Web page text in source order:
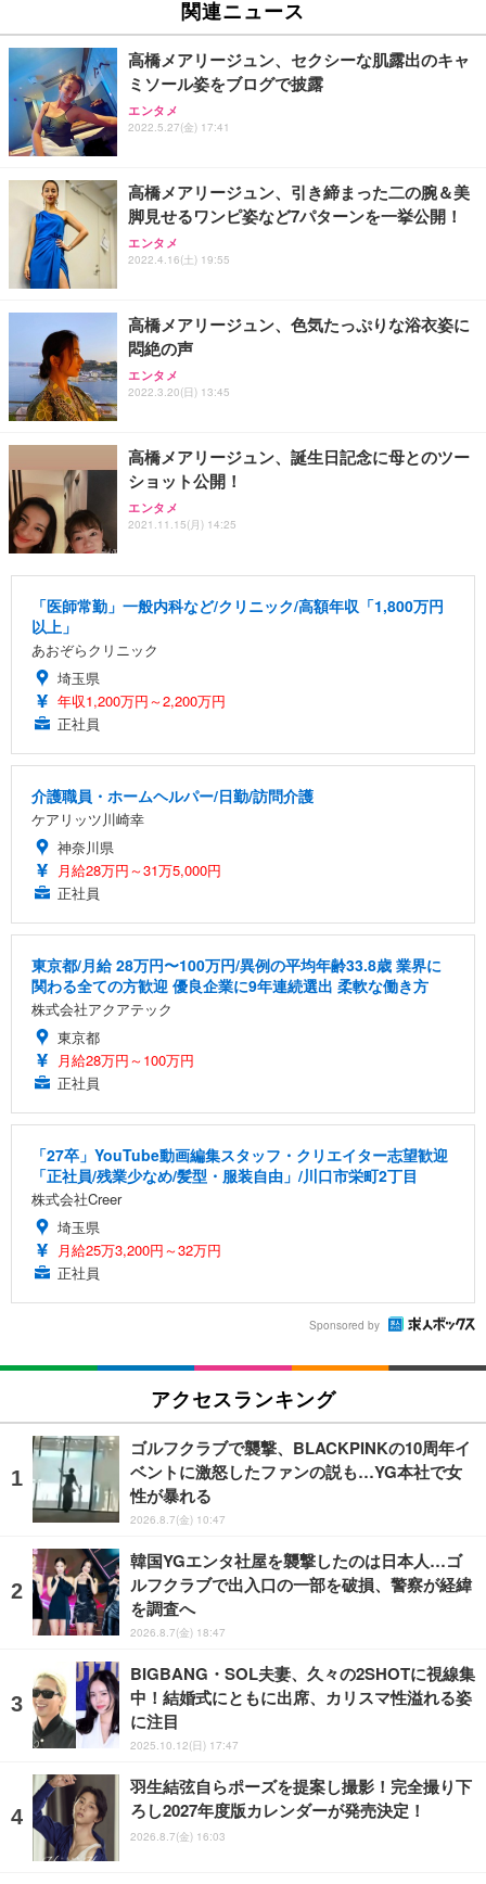
関連ニュース
高橋メアリージュン、セクシーな肌露出のキャ
ミソール姿をブログで披露
エンタメ
2022.5.27(金) 17:41
高橋メアリージュン、引き締まった二の腕＆美
脚見せるワンピ姿など7パターンを一挙公開！
エンタメ
2022.4.16(土) 19:55
高橋メアリージュン、色気たっぷりな浴衣姿に
悶絶の声
エンタメ
2022.3.20(日) 13:45
高橋メアリージュン、誕生日記念に母とのツー
ショット公開！
エンタメ
2021.11.15(月) 14:25
「医師常勤」一般内科など/クリニック/高額年収「1,800万円
以上」
あおぞらクリニック
埼玉県
年収1,200万円～2,200万円
正社員
介護職員・ホームヘルパー/日勤/訪問介護
ケアリッツ川崎幸
神奈川県
月給28万円～31万5,000円
正社員
東京都/月給 28万円〜100万円/異例の平均年齢33.8歳 業界に
関わる全ての方歓迎 優良企業に9年連続選出 柔軟な働き方
株式会社アクアテック
東京都
月給28万円～100万円
正社員
「27卒」YouTube動画編集スタッフ・クリエイター志望歓迎
「正社員/残業少なめ/髪型・服装自由」/川口市栄町2丁目
株式会社Creer
埼玉県
月給25万3,200円～32万円
正社員
Sponsored by
アクセスランキング
ゴルフクラブで襲撃、BLACKPINKの10周年イ
ベントに激怒したファンの説も…YG本社で女
性が暴れる
2026.8.7(金) 10:47
韓国YGエンタ社屋を襲撃したのは日本人…ゴ
ルフクラブで出入口の一部を破損、警察が経緯
を調査へ
2026.8.7(金) 18:47
BIGBANG・SOL夫妻、久々の2SHOTに視線集
中！結婚式にともに出席、カリスマ性溢れる姿
に注目
2025.10.12(日) 17:47
羽生結弦自らポーズを提案し撮影！完全撮り下
ろし2027年度版カレンダーが発売決定！
2026.8.7(金) 16:03